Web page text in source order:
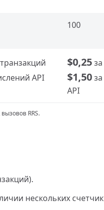
100
API
$0,25
$1,50
API
RRS.
нескольких